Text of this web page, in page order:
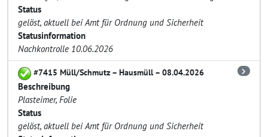
Status
gelöst, aktuell bei Amt für Ordnung und Sicherheit
Statusinformation
Nachkontrolle 10.06.2026
#7415 Müll/Schmutz – Hausmüll – 08.04.2026
Beschreibung
Plasteimer, Folie
Status
gelöst, aktuell bei Amt für Ordnung und Sicherheit